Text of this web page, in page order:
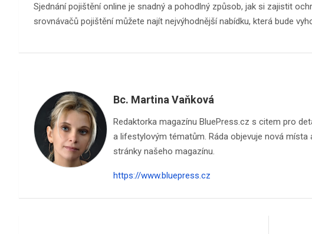
Sjednání pojištění online je snadný a pohodlný způsob, jak si zajistit
srovnávačů pojištění můžete najít nejvýhodnější nabídku, která bude
Bc. Martina Vaňková
Redaktorka magazínu BluePress.cz s citem pro
a lifestylovým tématům. Ráda objevuje nová místa
stránky našeho magazínu.
https://www.bluepress.cz